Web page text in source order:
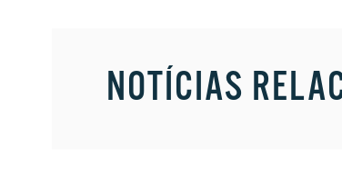
NOTÍCIAS